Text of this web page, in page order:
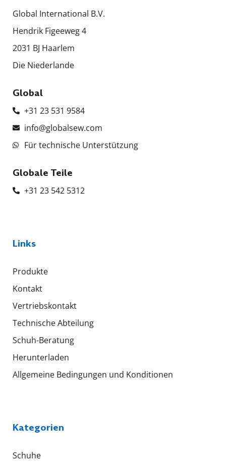
Global International B.V.
Hendrik Figeeweg 4
2031 BJ Haarlem
Die Niederlande
Global
+31 23 531 9584
info@globalsew.com
Für technische Unterstützung
Globale Teile
+31 23 542 5312
Links
Produkte
Kontakt
Vertriebskontakt
Technische Abteilung
Schuh-Beratung
Herunterladen
Allgemeine Bedingungen und Konditionen
Kategorien
Schuhe